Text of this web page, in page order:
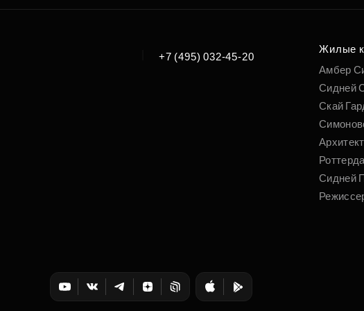
+7 (495) 032-45-20
Жилые
Амбер
Сидней
Скай
Сидней